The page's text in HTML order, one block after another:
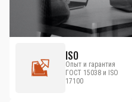
ISO
Опыт и гарантия
ГОСТ 15038 и ISO
17100